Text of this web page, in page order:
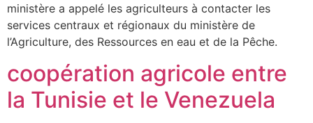
ministère a appelé les agriculteurs à contacter les
services centraux et régionaux du ministère de
l’Agriculture, des Ressources en eau et de la Pêche.
coopération agricole entre
la Tunisie et le Venezuela